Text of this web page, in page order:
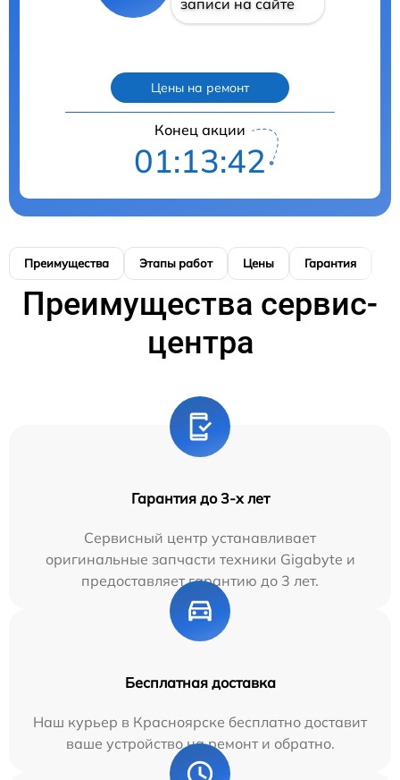
Цены на ремонт
Конец акции
01:13:41
Преимущества Этапы работ Цены Гарантия
Преимущества сервис-
центра
Гарантия до 3-х лет
Сервисный центр устанавливает
оригинальные запчасти техники Gigabyte и
предоставляет гарантию до 3 лет.
Бесплатная доставка
Наш курьер в Красноярске бесплатно доставит
ваше устройство на ремонт и обратно.